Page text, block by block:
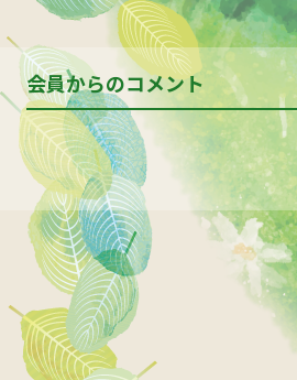
会員からのコメント